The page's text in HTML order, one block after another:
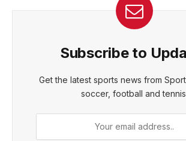
Subscribe to
Get the latest sports news from
soccer, football and